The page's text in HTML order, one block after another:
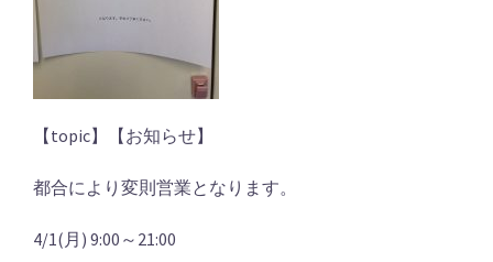
【topic】【お知らせ】
都合により変則営業となります。
4/1(月) 9:00～21:00